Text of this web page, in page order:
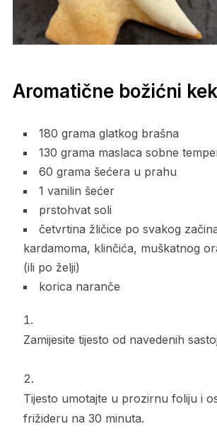
Aromatične božićni
180 grama glatkog brašna
130 grama maslaca sobne
60 grama šećera u prahu
1 vanilin šećer
prstohvat soli
četvrtina žličice po svakog
kardamoma, klinčića, muškatnog
(ili po želji)
korica naranče
Zamijesite tijesto od navedenih
Tijesto umotajte u prozirnu foliju i
frižideru na 30 minuta.